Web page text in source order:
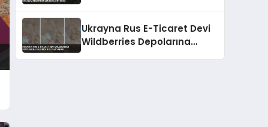
Ukrayna Rus E-Ticaret Devi
Wildberries Depolarına